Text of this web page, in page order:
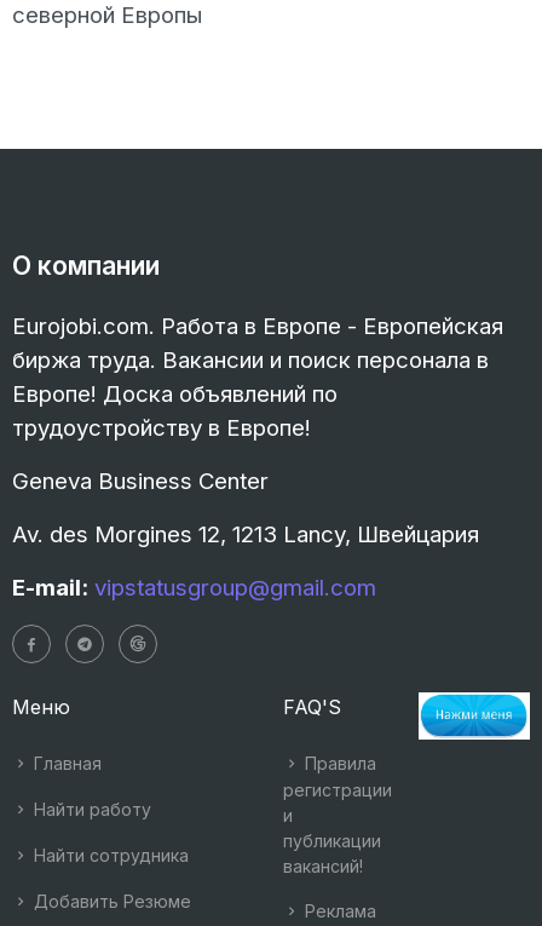
северной Европы
О компании
Eurojobi.com. Работа в Европе - Европейская
биржа труда. Вакансии и поиск персонала в
Европе! Доска объявлений по
трудоустройству в Европе!
Geneva Business Center
Av. des Morgines 12, 1213 Lancy, Швейцария
E-mail: vipstatusgroup@gmail.com
Меню
Главная
Найти работу
Найти сотрудника
Добавить Резюме
FAQ'S
Правила
регистрации
и
публикации
вакансий!
Реклама